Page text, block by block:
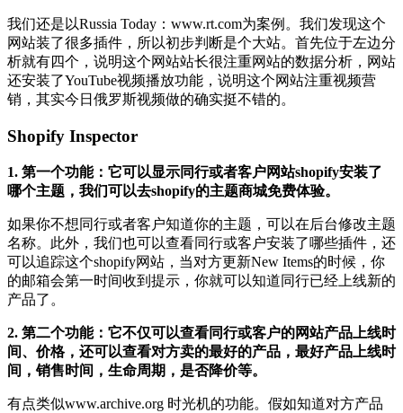
我们还是以Russia Today：www.rt.com为案例。我们发现这个
网站装了很多插件，所以初步判断是个大站。首先位于左边分
析就有四个，说明这个网站站长很注重网站的数据分析，网站
还安装了YouTube视频播放功能，说明这个网站注重视频营
销，其实今日俄罗斯视频做的确实挺不错的。
Shopify Inspector
1. 第一个功能：它可以显示同行或者客户网站shopify安装了
哪个主题，我们可以去shopify的主题商城免费体验。
如果你不想同行或者客户知道你的主题，可以在后台修改主题
名称。此外，我们也可以查看同行或客户安装了哪些插件，还
可以追踪这个shopify网站，当对方更新New Items的时候，你
的邮箱会第一时间收到提示，你就可以知道同行已经上线新的
产品了。
2. 第二个功能：它不仅可以查看同行或客户的网站产品上线时
间、价格，还可以查看对方卖的最好的产品，最好产品上线时
间，销售时间，生命周期，是否降价等。
有点类似www.archive.org 时光机的功能。假如知道对方产品